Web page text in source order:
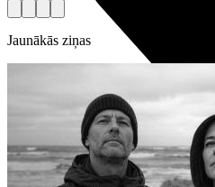
Jaunākās ziņas